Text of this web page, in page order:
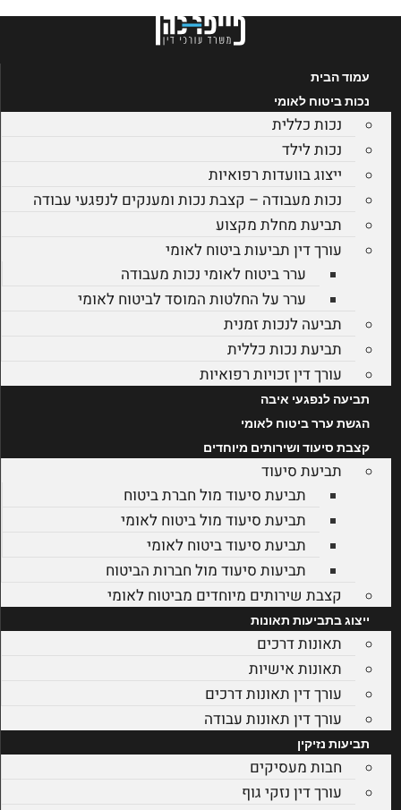
דלג
עמוד הבית
נכות ביטוח לאומי
נכות כללית
נכות לילד
ייצוג בוועדות רפואיות
נכות מעבודה – קצבת נכות ומענקים לנפגעי עבודה
תביעת מחלת מקצוע
עורך דין תביעות ביטוח לאומי
ערר ביטוח לאומי נכות מעבודה
ערר על החלטות המוסד לביטוח לאומי
תביעה לנכות זמנית
תביעת נכות כללית
עורך דין זכויות רפואיות
תביעה לנפגעי איבה
הגשת ערר ביטוח לאומי
קצבת סיעוד ושירותים מיוחדים
תביעת סיעוד
תביעת סיעוד מול חברת ביטוח
תביעת סיעוד מול ביטוח לאומי
תביעת סיעוד ביטוח לאומי
תביעות סיעוד מול חברות הביטוח
קצבת שירותים מיוחדים מביטוח לאומי
ייצוג בתביעות תאונות
תאונות דרכים
תאונות אישיות
עורך דין תאונות דרכים
עורך דין תאונות עבודה
תביעות נזיקין
חבות מעסיקים
עורך דין נזקי גוף